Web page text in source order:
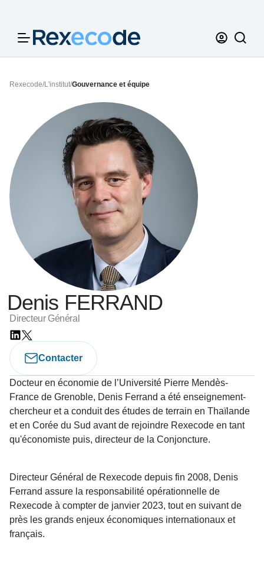
Rexecode/L'institut/Gouvernance et équipe
Denis FERRAND
Directeur Général
Contacter
Docteur en économie de l’Université Pierre Mendès-
France de Grenoble, Denis Ferrand a été enseignement-
chercheur et a conduit des études de terrain en Thaïlande
et en Corée du Sud avant de rejoindre Rexecode en tant
qu'économiste puis, directeur de la Conjoncture.
Directeur Général de Rexecode depuis fin 2008, Denis
Ferrand assure la responsabilité opérationnelle de
Rexecode à compter de janvier 2023, tout en suivant de
près les grands enjeux économiques internationaux et
français.